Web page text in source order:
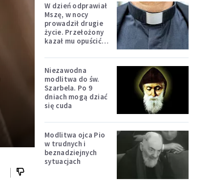
W dzień odprawiał
Mszę, w nocy
prowadził drugie
życie. Przełożony
kazał mu opuścić
Niezawodna
modlitwa do św.
Szarbela. Po 9
dniach mogą dziać
się cuda
Modlitwa ojca Pio
w trudnych i
beznadziejnych
sytuacjach